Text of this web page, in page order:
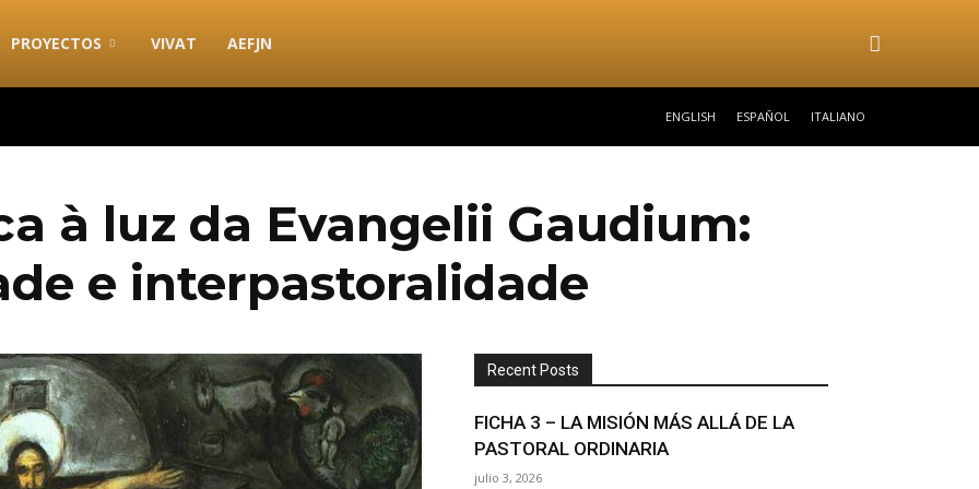
PROYECTOS VIVAT AEFJN
ENGLISH ESPAÑOL ITALIANO
à luz da Evangelii Gaudium:
e interpastoralidade
Recent Posts
FICHA 3 – LA MISIÓN MÁS ALLÁ DE LA
PASTORAL ORDINARIA
julio 3, 2026